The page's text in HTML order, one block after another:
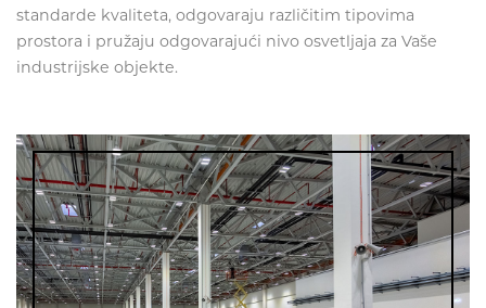
standarde kvaliteta, odgovaraju različitim tipovima
prostora i pružaju odgovarajući nivo osvetljaja za Vaše
industrijske objekte.